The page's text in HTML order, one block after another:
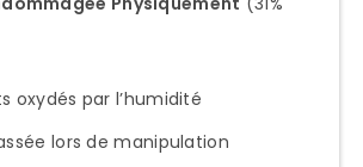
oxydés par l’humidité
lors de manipulation